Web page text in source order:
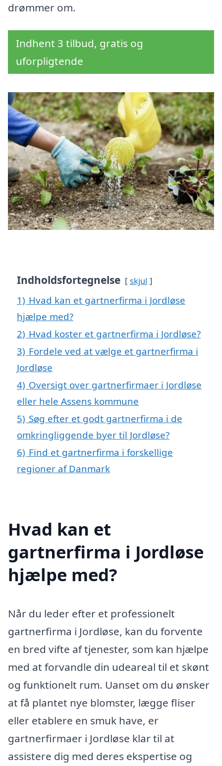
drømmer om.
Indhent 3 tilbud, gratis og
uforpligtende
Indholdsfortegnelse skjul
1) Hvad kan et gartnerfirma i Jordløse
hjælpe med?
2) Hvad koster et gartnerfirma i Jordløse?
3) Fordele ved at vælge et gartnerfirma i
Jordløse
4) Oversigt over gartnerfirmaer i Jordløse
eller hele Assens kommune
5) Søg efter et godt gartnerfirma i de
omkringliggende byer til Jordløse?
6) Find et gartnerfirma i forskellige
regioner af Danmark
Hvad kan et
gartnerfirma i Jordløse
hjælpe med?
Når du leder efter et professionelt
gartnerfirma i Jordløse, kan du forvente
en bred vifte af tjenester, som kan hjælpe
med at forvandle din udeareal til et skønt
og funktionelt rum. Uanset om du ønsker
at få plantet nye blomster, lægge fliser
eller etablere en smuk have, er
gartnerfirmaer i Jordløse klar til at
assistere dig med deres ekspertise og